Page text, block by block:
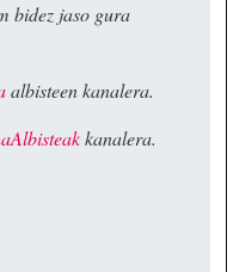
bidez jaso gura
albisteen kanalera.
kanalera.